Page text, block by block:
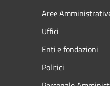
Aree
Uffici
Enti e fondazioni
Politici